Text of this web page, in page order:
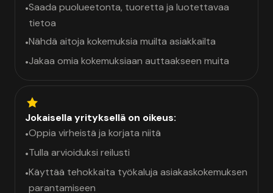
•Saada puolueetonta, tuoretta ja luotettavaa
tietoa
•Nähdä aitoja kokemuksia muilta asiakkailta
•Jakaa omia kokemuksiaan auttaakseen muita
Jokaisella yrityksellä on oikeus:
•Oppia virheistä ja korjata niitä
•Tulla arvioiduksi reilusti
•Käyttää tehokkaita työkaluja asiakaskokemuksen
parantamiseen